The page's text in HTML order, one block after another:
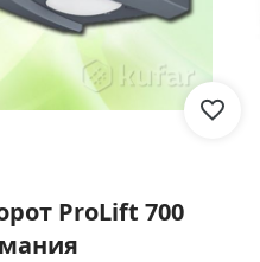
ProLift 700